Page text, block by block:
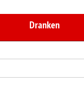
Dranken